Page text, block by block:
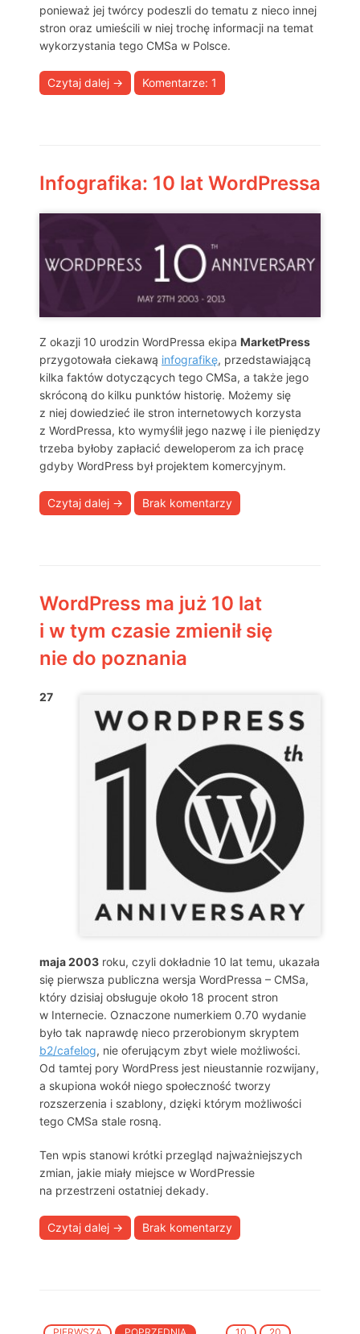
ponieważ jej twórcy podeszli do tematu z nieco innej
stron oraz umieścili w niej trochę informacji na temat
wykorzystania tego CMSa w Polsce.
Czytaj dalej → Komentarze: 1
Infografika: 10 lat WordPressa
Z okazji 10 urodzin WordPressa ekipa MarketPress
przygotowała ciekawą infografikę, przedstawiającą
kilka faktów dotyczących tego CMSa, a także jego
skróconą do kilku punktów historię. Możemy się
z niej dowiedzieć ile stron internetowych korzysta
z WordPressa, kto wymyślił jego nazwę i ile pieniędzy
trzeba byłoby zapłacić deweloperom za ich pracę
gdyby WordPress był projektem komercyjnym.
Czytaj dalej → Brak komentarzy
WordPress ma już 10 lat
i w tym czasie zmienił się
nie do poznania
27
maja 2003 roku, czyli dokładnie 10 lat temu, ukazała
się pierwsza publiczna wersja WordPressa – CMSa,
który dzisiaj obsługuje około 18 procent stron
w Internecie. Oznaczone numerkiem 0.70 wydanie
było tak naprawdę nieco przerobionym skryptem
b2/cafelog, nie oferującym zbyt wiele możliwości.
Od tamtej pory WordPress jest nieustannie rozwijany,
a skupiona wokół niego społeczność tworzy
rozszerzenia i szablony, dzięki którym możliwości
tego CMSa stale rosną.
Ten wpis stanowi krótki przegląd najważniejszych
zmian, jakie miały miejsce w WordPressie
na przestrzeni ostatniej dekady.
Czytaj dalej → Brak komentarzy